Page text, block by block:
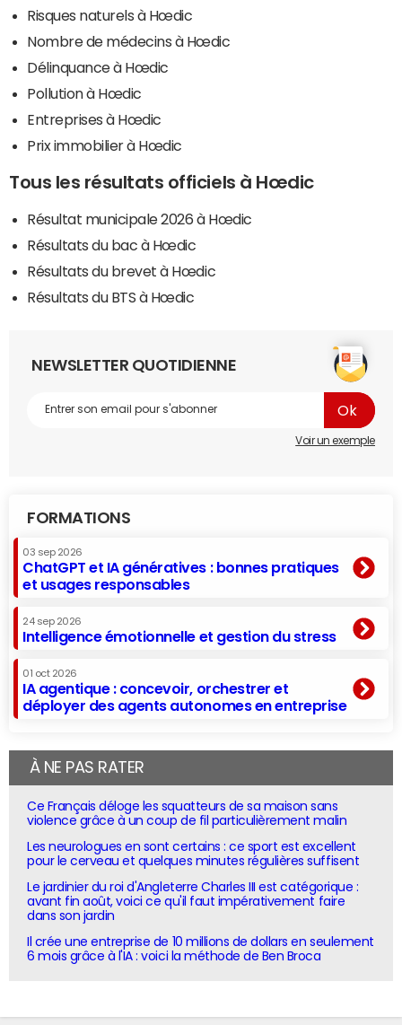
Risques naturels à Hœdic
Nombre de médecins à Hœdic
Délinquance à Hœdic
Pollution à Hœdic
Entreprises à Hœdic
Prix immobilier à Hœdic
Tous les résultats officiels à Hœdic
Résultat municipale 2026 à Hœdic
Résultats du bac à Hœdic
Résultats du brevet à Hœdic
Résultats du BTS à Hœdic
NEWSLETTER QUOTIDIENNE
Voir un exemple
FORMATIONS
03 sep 2026
ChatGPT et IA génératives : bonnes pratiques
et usages responsables
24 sep 2026
Intelligence émotionnelle et gestion du stress
01 oct 2026
IA agentique : concevoir, orchestrer et
déployer des agents autonomes en entreprise
À NE PAS RATER
Ce Français déloge les squatteurs de sa maison sans
violence grâce à un coup de fil particulièrement malin
Les neurologues en sont certains : ce sport est excellent
pour le cerveau et quelques minutes régulières suffisent
Le jardinier du roi d'Angleterre Charles III est catégorique :
avant fin août, voici ce qu'il faut impérativement faire
dans son jardin
Il crée une entreprise de 10 millions de dollars en seulement
6 mois grâce à l'IA : voici la méthode de Ben Broca